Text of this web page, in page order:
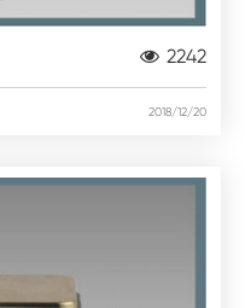
2242
2018/12/20